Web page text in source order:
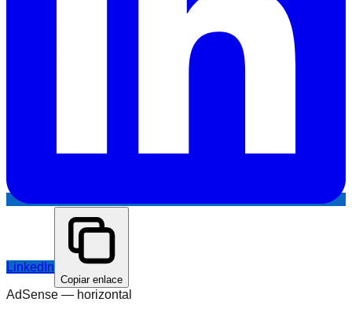
LinkedIn
Copiar enlace
AdSense — horizontal